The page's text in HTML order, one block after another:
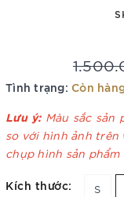
Tình trạng: Còn
Lưu ý: Màu sắc
so với hình ảnh trên
chụp hình sản phẩm
Kích thước: S